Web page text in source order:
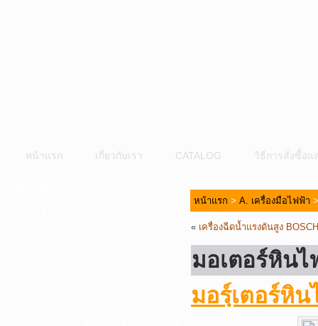
หน้าแรก เกี่ยวกับเรา CATALOG วิธีการสั่งซื้อแ
D. เครื่องมือก่อสร้าง-เครื่องมืออุตสาหกรรม
หน้าแรก > A. เครื่องมือไฟฟ้า
« เครื่องฉีดน้ำแรงดันสูง
มอเตอร์หินไ
มอรฺ์เตอร์หิน